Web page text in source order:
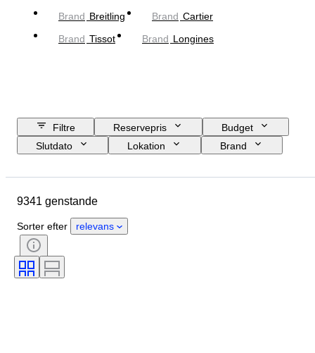
Brand Breitling Brand Cartier
Brand Tissot Brand Longines
Filtre Reservepris
Budget
Slutdato
Lokation
Brand
Oprindelsesland
Tilstand
Ekstra tilbehør
Certificering
Urværk
9341 genstande
Sorter efter relevans